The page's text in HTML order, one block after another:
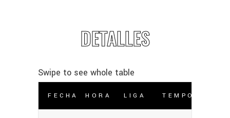
DETALLES
FECHA HORA LIGA TEMPORADA